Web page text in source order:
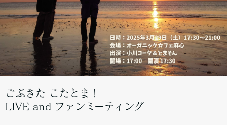
ごぶさた こたとま！
LIVE and ファンミーティング